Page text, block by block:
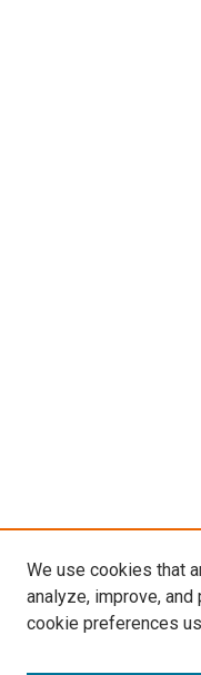
We use cookies that
analyze, improve,
cookie preferences